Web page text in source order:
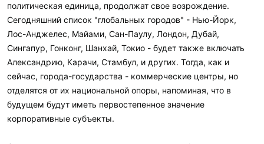
политическая единица, продолжат свое возрождение.
Сегодняшний список "глобальных городов" - Нью-Йорк,
Лос-Анджелес, Майами, Сан-Паулу, Лондон, Дубай,
Сингапур, Гонконг, Шанхай, Токио - будет также включать
Александрию, Карачи, Стамбул, и других. Тогда, как и
сейчас, города-государства - коммерческие центры, но
отделятся от их национальной опоры, напоминая, что в
будущем будут иметь первостепенное значение
корпоративные субъекты.